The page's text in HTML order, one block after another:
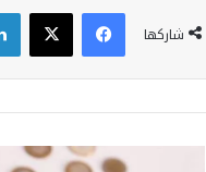
شاركها
فيسبوك‫X